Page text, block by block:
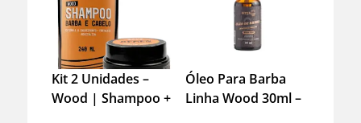
Kit 2 Unidades –
Wood | Shampoo +
Óleo Para Barba
Linha Wood 30ml –